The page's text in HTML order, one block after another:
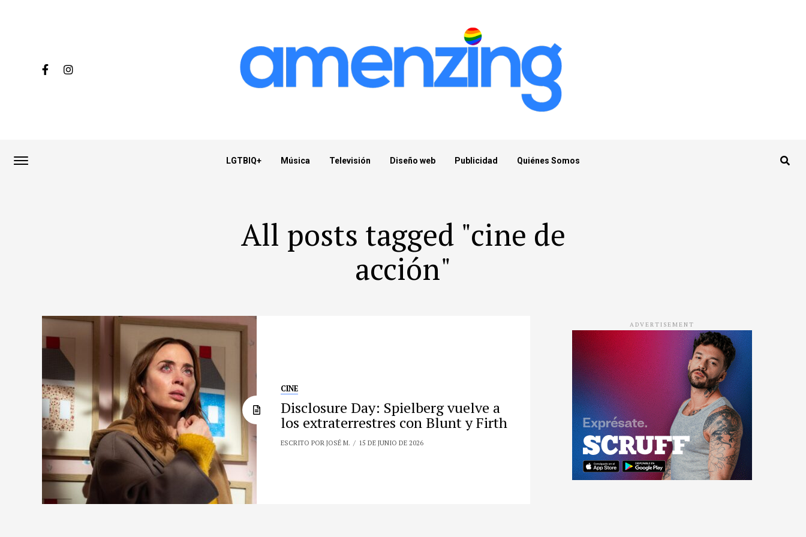
LGTBIQ+ Música Televisión Diseño web Publicidad Quiénes Somos
All posts tagged "cine de
acción"
CINE
Disclosure Day: Spielberg vuelve a
los extraterrestres con Blunt y Firth
ESCRITO POR JOSÉ M. 15 DE JUNIO DE 2026
ADVERTISEMENT